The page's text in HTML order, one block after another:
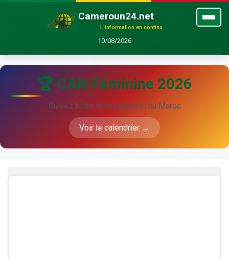
Cameroun24.net
L'information en continu
10/08/2026
🏆 CAN Féminine 2026
Suivez toute la compétition au Maroc
Voir le calendrier →